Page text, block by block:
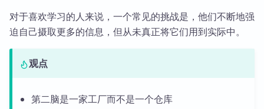
对于喜欢学习的人来说，一个常见的挑战是，他们不断地强
迫自己摄取更多的信息，但从未真正将它们用到实际中。
观点
第二脑是一家工厂而不是一个仓库